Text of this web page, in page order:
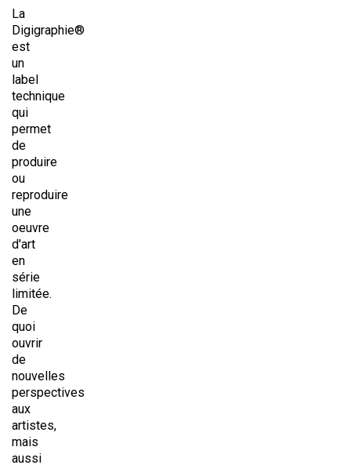
La
Digigraphie®
est
un
label
technique
qui
permet
de
produire
ou
reproduire
une
oeuvre
d'art
en
série
limitée.
De
quoi
ouvrir
de
nouvelles
perspectives
aux
artistes,
mais
aussi